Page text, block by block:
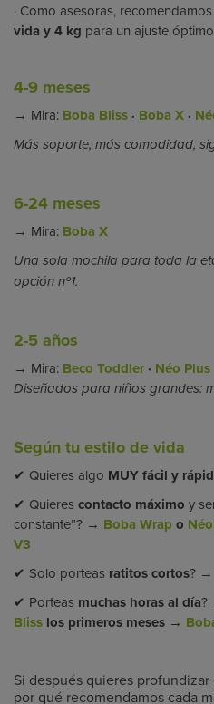
· Como asesoras,
vida y 4 kg para un ajuste
4-9 meses
→ Mira: Boba Bliss · Boba X ·
Más soporte, más comodidad,
6-24 meses
→ Mira: Boba X
Una sola mochila para toda la
opción nº1.
2-5 años
→ Mira: Beco Toddler · Néo Plus
Diseñados para niños grandes:
Según tu estilo de vida
✔ Quieres algo MUY fácil y
✔ Quieres contacto máximo y
constante”? → Boba Wrap o
V3
✔ Solo porteas ratitos cortos? →
✔ Porteas muchas horas al día?
Bliss los primeros meses →
Si después quieres
por qué recomendamos cada